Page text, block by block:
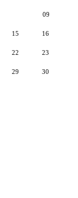
09
15 16
22 23
29 30